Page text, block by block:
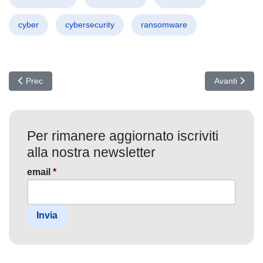
cyber cybersecurity ransomware
Articolo precedente: Cyber Tempesta in Arrivo: Attacchi Botnet e
Prec Articolo
Avanti
Per rimanere aggiornato iscriviti
alla nostra newsletter
email *
Invia